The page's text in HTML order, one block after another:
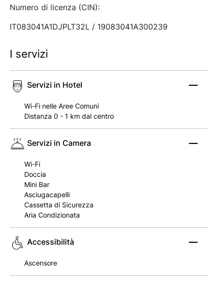
Numero di licenza (CIN):
IT083041A1DJPLT32L / 19083041A300239
I servizi
Servizi in Hotel
Wi-Fi nelle Aree Comuni
Distanza 0 - 1 km dal centro
Servizi in Camera
Wi-Fi
Doccia
Mini Bar
Asciugacapelli
Cassetta di Sicurezza
Aria Condizionata
Accessibilità
Ascensore